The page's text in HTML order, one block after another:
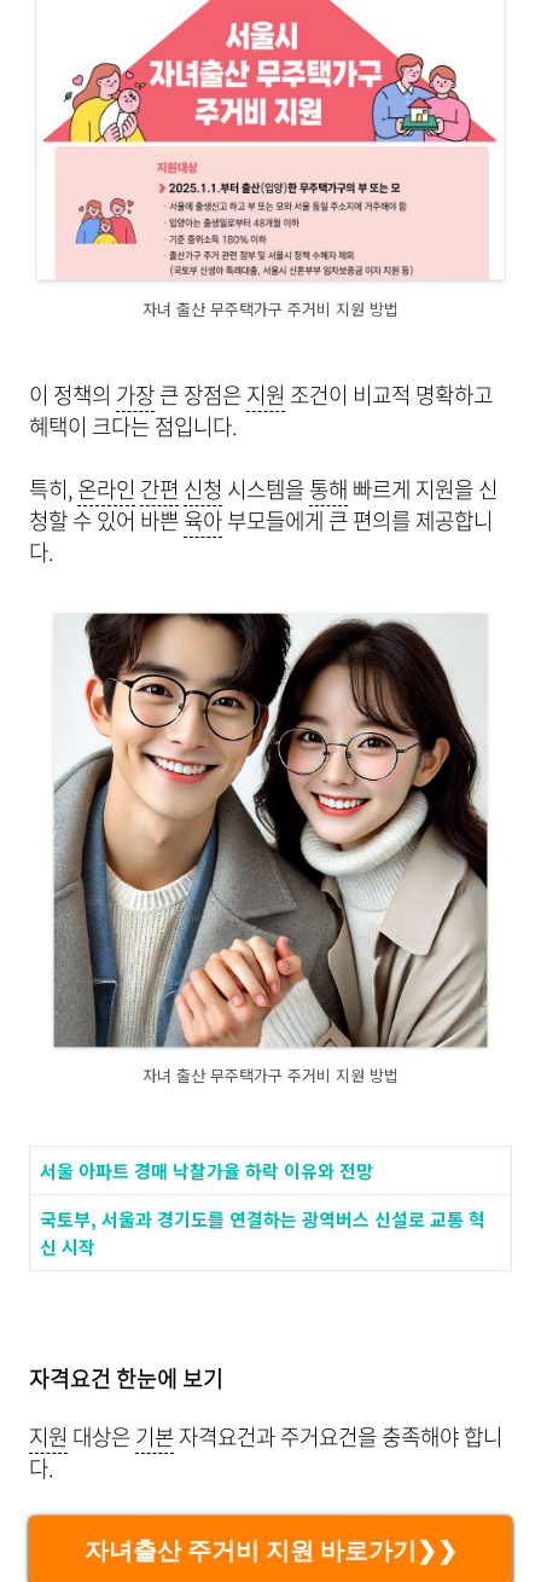
자녀 출산 무주택가구 주거비 지원 방법
이 정책의 가장큰 장점은지원 조건이 비교적 명확하고
혜택이 크다는 점입니다.
특히,온라인 간편 신청 시스템을통해 빠르게 지원을 신
청할 수 있어 바쁜육아부모들에게 큰 편의를 제공합니
다.
자녀 출산 무주택가구 주거비 지원 방법
서울 아파트 경매 낙찰가율 하락 이유와 전망
국토부, 서울과 경기도를 연결하는 광역버스 신설로 교통 혁
신 시작
자격요건 한눈에 보기
지원 대상은기본자격요건과 주거요건을 충족해야 합니
다.
자녀출산 주거비 지원 바로가기❯❯